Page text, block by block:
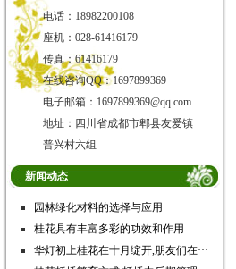
电话：18982200108
座机：028-61416179
传真：61416179
在线咨询QQ：1697899369
电子邮箱：1697899369@qq.com
地址：四川省成都市郫县友爱镇
普兴村六组
新闻动态
园林绿化材料的选择与应用
桂花具有丰富多彩的功效和作用
华灯初上桂花在十月绽开,朋友们在···